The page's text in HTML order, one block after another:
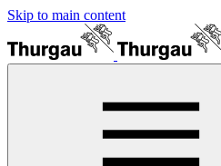
Skip to main content